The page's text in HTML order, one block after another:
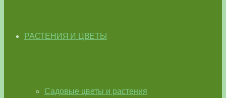
РАСТЕНИЯ И ЦВЕТЫ
Садовые цветы и растения